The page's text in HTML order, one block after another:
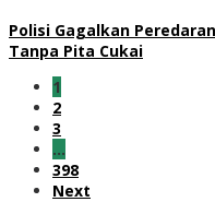
Polisi Gagalkan
Tanpa Pita Cukai
1
2
3
…
398
Next